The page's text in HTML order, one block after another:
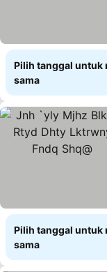
Pilih tanggal untuk
sama
Pilih tanggal untuk
sama